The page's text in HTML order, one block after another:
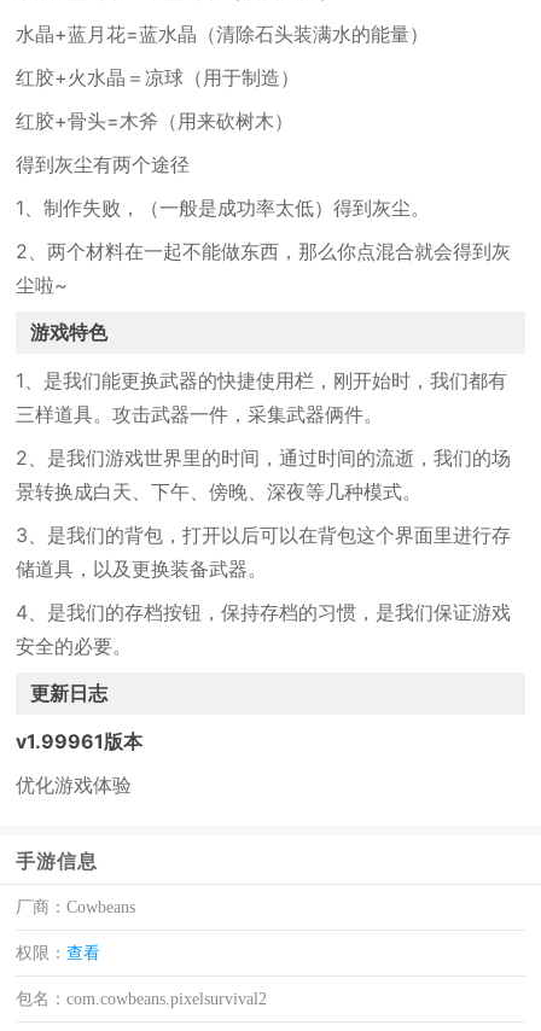
水晶+蓝月花=蓝水晶（清除石头装满水的能量）
红胶+火水晶＝凉球（用于制造）
红胶+骨头=木斧（用来砍树木）
得到灰尘有两个途径
1、制作失败，（一般是成功率太低）得到灰尘。
2、两个材料在一起不能做东西，那么你点混合就会得到灰
尘啦~
游戏特色
1、是我们能更换武器的快捷使用栏，刚开始时，我们都有
三样道具。攻击武器一件，采集武器俩件。
2、是我们游戏世界里的时间，通过时间的流逝，我们的场
景转换成白天、下午、傍晚、深夜等几种模式。
3、是我们的背包，打开以后可以在背包这个界面里进行存
储道具，以及更换装备武器。
4、是我们的存档按钮，保持存档的习惯，是我们保证游戏
安全的必要。
更新日志
v1.99961版本
优化游戏体验
手游信息
厂商：Cowbeans
权限：查看
包名：com.cowbeans.pixelsurvival2